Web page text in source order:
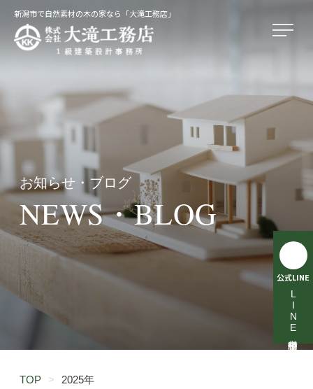
新潟市で自然素材の木の家なら「大滝工務店」
公式LINE
LINE相談受付中
お知らせ・ブログ
NEWS・BLOG
TOP > 2025年